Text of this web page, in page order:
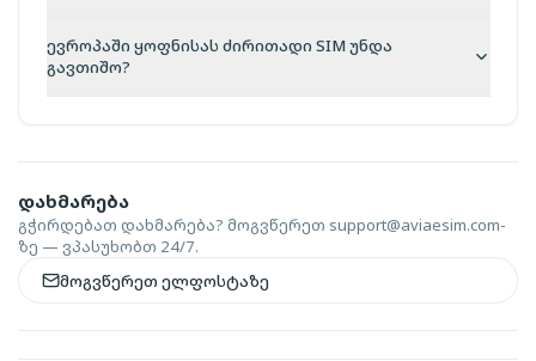
ევროპაში ყოფნისას ძირითადი SIM უნდა
გავთიშო?
დახმარება
გჭირდებათ დახმარება? მოგვწერეთ support@aviaesim.com-
ზე — ვპასუხობთ 24/7.
მოგვწერეთ ელფოსტაზე